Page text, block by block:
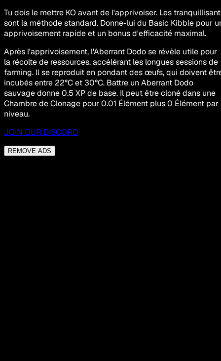
Tu dois le mettre KO avant de l'apprivoiser. Les
sont la méthode standard. Donne-lui du Basic Kibble pour
apprivoisement rapide et un bonus d'efficacité maximal.
Après l'apprivoisement, l'Aberrant Dodo se révèle utile pour
la récolte de ressources, accélérant les longues sessions de
farming. Il se reproduit en pondant des œufs, qui doivent
incubés entre 22°C et 30°C. Battre un Aberrant Dodo
sauvage donne 0.5 XP de base. Il peut être cloné dans une
Chambre de Clonage pour 0.01 Élément plus 0 Élément par
niveau.
JOIN OUR DISCORD
REMOVE ADS